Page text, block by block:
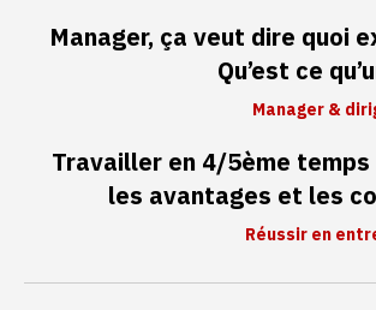
Manager, ça veut dire quoi
Qu’est ce
Manager &
Travailler en 4/5ème temps
les avantages et les
Réussir en